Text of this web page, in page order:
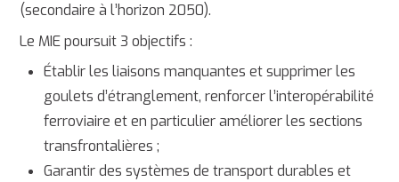
(secondaire à l’horizon 2050).
Le MIE poursuit 3 objectifs :
Établir les liaisons manquantes et supprimer les
goulets d’étranglement, renforcer l’interopérabilité
ferroviaire et en particulier améliorer les sections
transfrontalières ;
Garantir des systèmes de transport durables et